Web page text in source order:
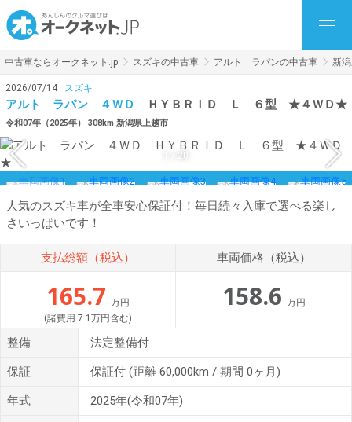
中古車ならオークネット.jp スズキの中古車 アルト ラパンの中古車 新
2026/07/14 スズキ
アルト ラパン ４ＷＤ ＨＹＢＲＩＤ Ｌ ６型 ★４ＷＤ★
令和07年（2025年） 308km 新潟県上越市
20
人気のスズキ車が全車安心保証付！毎日続々入庫で選べる楽し
さいっぱいです！
支払総額（税込）
165.7 万円
(諸費用 7.1万円含む)
車両価格（税込）
158.6 万円
整備 法定整備付
保証 保証付 (距離 60,000km / 期間 0ヶ月)
年式 2025年(令和07年)